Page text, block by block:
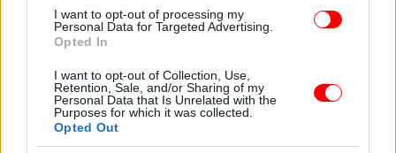
I want to opt-out of processing my
Personal Data for Targeted Advertising.
Opted In
I want to opt-out of Collection, Use,
Retention, Sale, and/or Sharing of my
Personal Data that Is Unrelated with the
Purposes for which it was collected.
Opted Out
Με 66% των εργαζομένων του να δουλεύουν και με
1,78% μακροχρόνια ανέργους, το Λουξεμβούργο
«σώζεται»» από τις πολύ υψηλές μέσες ετήσιες
απολαβές (οι υψηλότερες μετά τις ΗΠΑ), στα 56.021
δολάρια.
7) Αυστρία (8,2 βαθμοί)